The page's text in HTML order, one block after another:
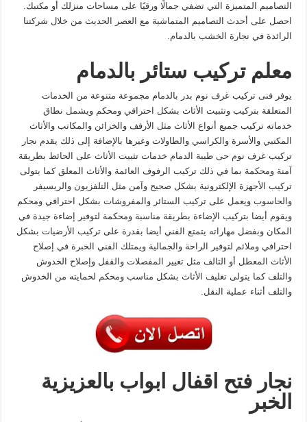
التصاميم المتميزة التي تضفي جمالًا ورقيًا على مساحات منزلك أو مكتبك.
احصل على أحدث التصاميم المتماشية مع العصر الحديث من خلال شركتنا
الرائدة في نجارة الخشب بالدمام.
معلم تركيب ستائر بالدمام
يوفر فنى تركيب غرف نوم بدر بالدمام مجموعة متنوعة من الخدمات
المتعلقة بتركيب وتثبيت الأثاث بشكل احترافي ومحكم ويشمل نطاق
خدماته تركيب جميع أنواع الأثاث مثل الأرفف والخزائن والمكاتب والأثاث
المكتبي والأسرة والكراسي والطاولات وغيرها بالإضافة إلى ذلك يقدم نجار
تركيب غرف نوم حى طيبة الدمام خدمات تثبيت الأثاث على الحائط بطريقة
آمنة ومحكمة بما في ذلك تركيب الرفوف العائمة والأثاث المعلق كما يتولى
تركيب الأجهزة الإلكترونية بشكل صحيح وآمن مثل التلفزيون والريسيفر
والحاسوب ويعمل على تركيب الستائر والمفروشات بشكل احترافي ومحكم
ويقوم أيضا بتركيب الإضاءة بطريقة مناسبة ومحكمة لتوفير إضاءة جيدة في
المكان وبفضل مهاراته يتمتع الفني أيضا بقدرة على تركيب الأرضيات بشكل
احترافي وملائم لتوفير الراحة والجمالية ويمتلك الفني الخبرة في إصلاح
الأثاث المعطل أو التالف مثل تغيير المفصلات والقفل وإصلاح الخدوش
والتلف كما يتولى تغليف الأثاث بشكل مناسب ومحكم لحمايته من الخدوش
والتلف أثناء عملية النقل.
نجار فتح اقفال ابواب بالعزيزية
الخبر